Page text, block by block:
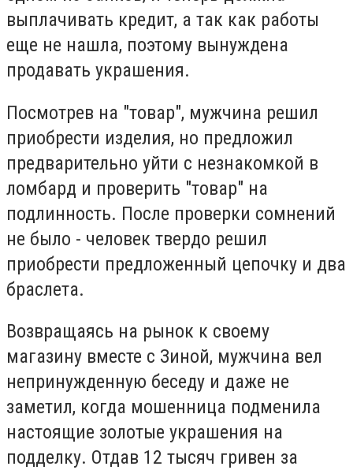
выплачивать кредит, а так как работы
еще не нашла, поэтому вынуждена
продавать украшения.
Посмотрев на "товар", мужчина решил
приобрести изделия, но предложил
предварительно уйти с незнакомкой в
ломбард и проверить "товар" на
подлинность. После проверки сомнений
не было - человек твердо решил
приобрести предложенный цепочку и два
браслета.
Возвращаясь на рынок к своему
магазину вместе с Зиной, мужчина вел
непринужденную беседу и даже не
заметил, когда мошенница подменила
настоящие золотые украшения на
подделку. Отдав 12 тысяч гривен за